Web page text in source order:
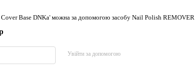
Base DNKa' можна за допомогою засобу Nail Polish
Увійти за допомогою